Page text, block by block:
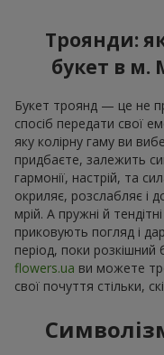
Троянди:
букет в м.
Букет троянд — це не
спосіб передати свої
яку колірну гаму ви
придбаєте, залежить
гармонії, настрій, та
окриляє, розслабляє і
мрій. А пружні й
приковують погляд і
період, поки розкішний
flowers.ua ви можете
свої почуття стільки,